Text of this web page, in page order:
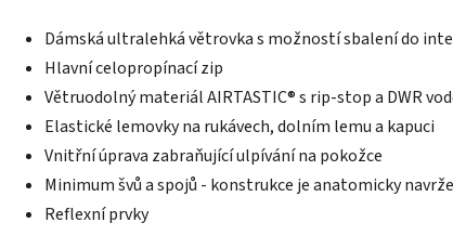
Dámská ultralehká větrovka s možností sbalení do
Hlavní celopropínací zip
Větruodolný materiál AIRTASTIC® s rip-stop a DWR
Elastické lemovky na rukávech, dolním lemu a kapuci
Vnitřní úprava zabraňující ulpívání na pokožce
Minimum švů a spojů - konstrukce je anatomicky
Reflexní prvky